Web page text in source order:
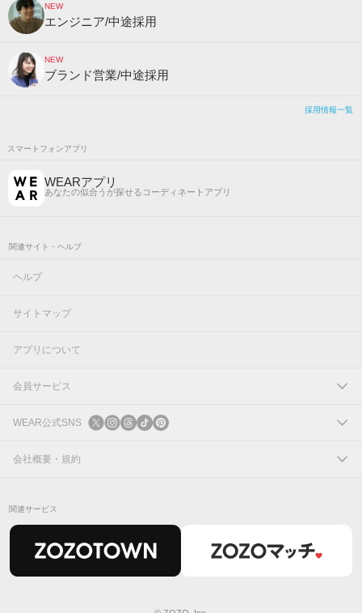
NEW
エンジニア/中途採用
NEW
ブランド営業/中途採用
採用情報一覧
スマートフォンアプリ
WEARアプリ
あなたの似合うが探せるコーディネートアプリ
関連サイト・ヘルプ
ヘルプ
サイトマップ
アプリについて
会員サービス
ログイン
新規会員登録
WEAR公式SNS
X
会社概要・規約
関連サービス